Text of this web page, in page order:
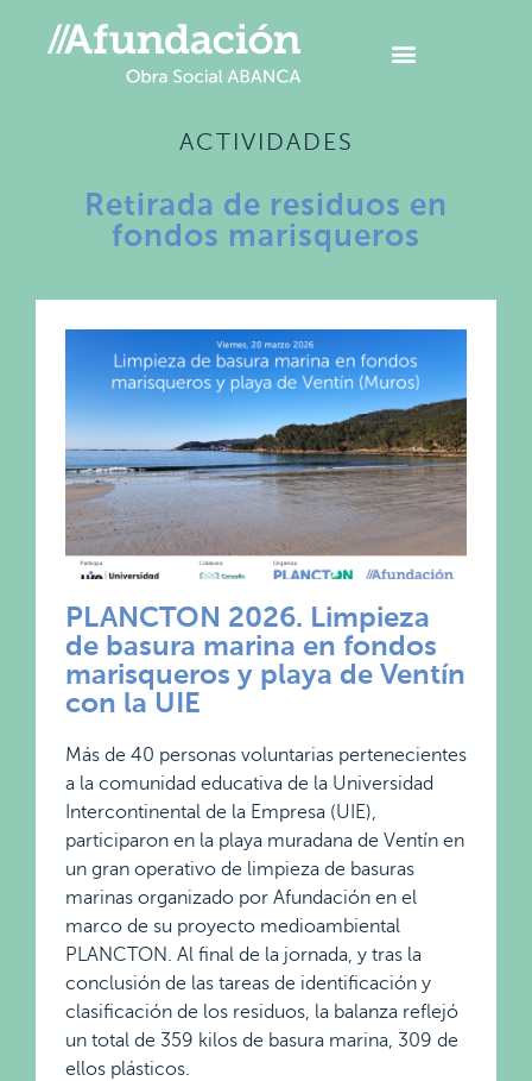
ACTIVIDADES
Retirada de residuos en
fondos marisqueros
PLANCTON 2026. Limpieza
de basura marina en fondos
marisqueros y playa de Ventín
con la UIE
Más de 40 personas voluntarias pertenecientes
a la comunidad educativa de la Universidad
Intercontinental de la Empresa (UIE),
participaron en la playa muradana de Ventín en
un gran operativo de limpieza de basuras
marinas organizado por Afundación en el
marco de su proyecto medioambiental
PLANCTON. Al final de la jornada, y tras la
conclusión de las tareas de identificación y
clasificación de los residuos, la balanza reflejó
un total de 359 kilos de basura marina, 309 de
ellos plásticos.